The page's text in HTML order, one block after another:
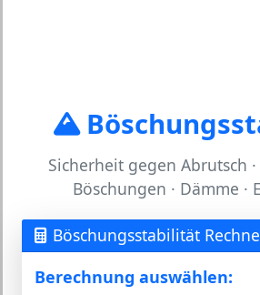
Sicherheit gegen Abrutsch
Böschungen · Dämme ·
Böschungsstabilität
Berechnung auswählen: